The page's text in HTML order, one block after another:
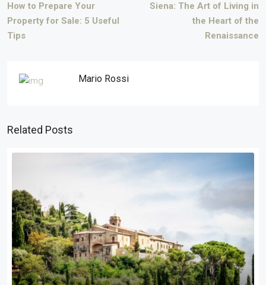
How to Prepare Your
Property for Sale: 5 Useful
Tips
Siena: The Art of Living in
the Heart of the
Renaissance
Mario Rossi
Related Posts